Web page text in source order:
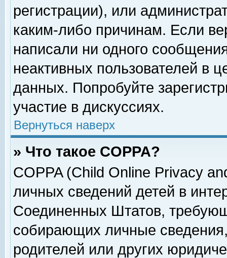
регистрации), или
каким-либо причинам. Если
написали ни одного
неактивных пользователей в
данных. Попробуйте
участие в дискуссиях.
Вернуться наверх
» Что такое COPPA?
COPPA (Child Online Privacy
личных сведений детей в
Соединенных Штатов,
собирающих личные
родителей или других